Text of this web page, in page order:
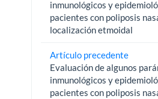
inmunológicos y
pacientes con poliposis
localización etmoidal
Artículo precedente
Evaluación de algunos
inmunológicos y
pacientes con poliposis